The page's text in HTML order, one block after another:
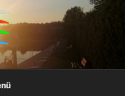
BERGEN E.V.